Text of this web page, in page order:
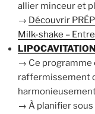
allier minceur et
→ Découvrir
Milk-shake –
LIPOCAVITATION
→ Ce programme
raffermissement
→ À planifier